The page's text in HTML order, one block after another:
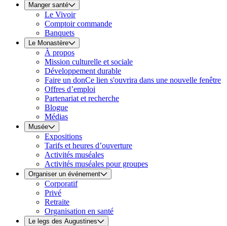
Manger santé
Le Vivoir
Comptoir commande
Banquets
Le Monastère
À propos
Mission culturelle et sociale
Développement durable
Faire un donCe lien s'ouvrira dans une nouvelle fenêtre
Offres d’emploi
Partenariat et recherche
Blogue
Médias
Musée
Expositions
Tarifs et heures d’ouverture
Activités muséales
Activités muséales pour groupes
Organiser un événement
Corporatif
Privé
Retraite
Organisation en santé
Le legs des Augustines